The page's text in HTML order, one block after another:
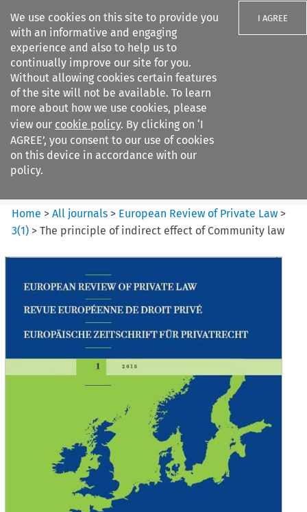
We use cookies on this site to provide you
with an informative and engaging
experience and also to help us to
continually improve our site for you.
Without allowing cookies certain features
of the site will not be available. To learn
more about how we use cookies, please
view our cookie policy. By clicking on ‘I
AGREE’, you consent to our use of cookies
on this device in accordance with our
policy.
I AGREE
Search filters
European Review of Private
Law
Home >All journals > European Review of Private Law >
3(1) >The principle of indirect effect of Community law